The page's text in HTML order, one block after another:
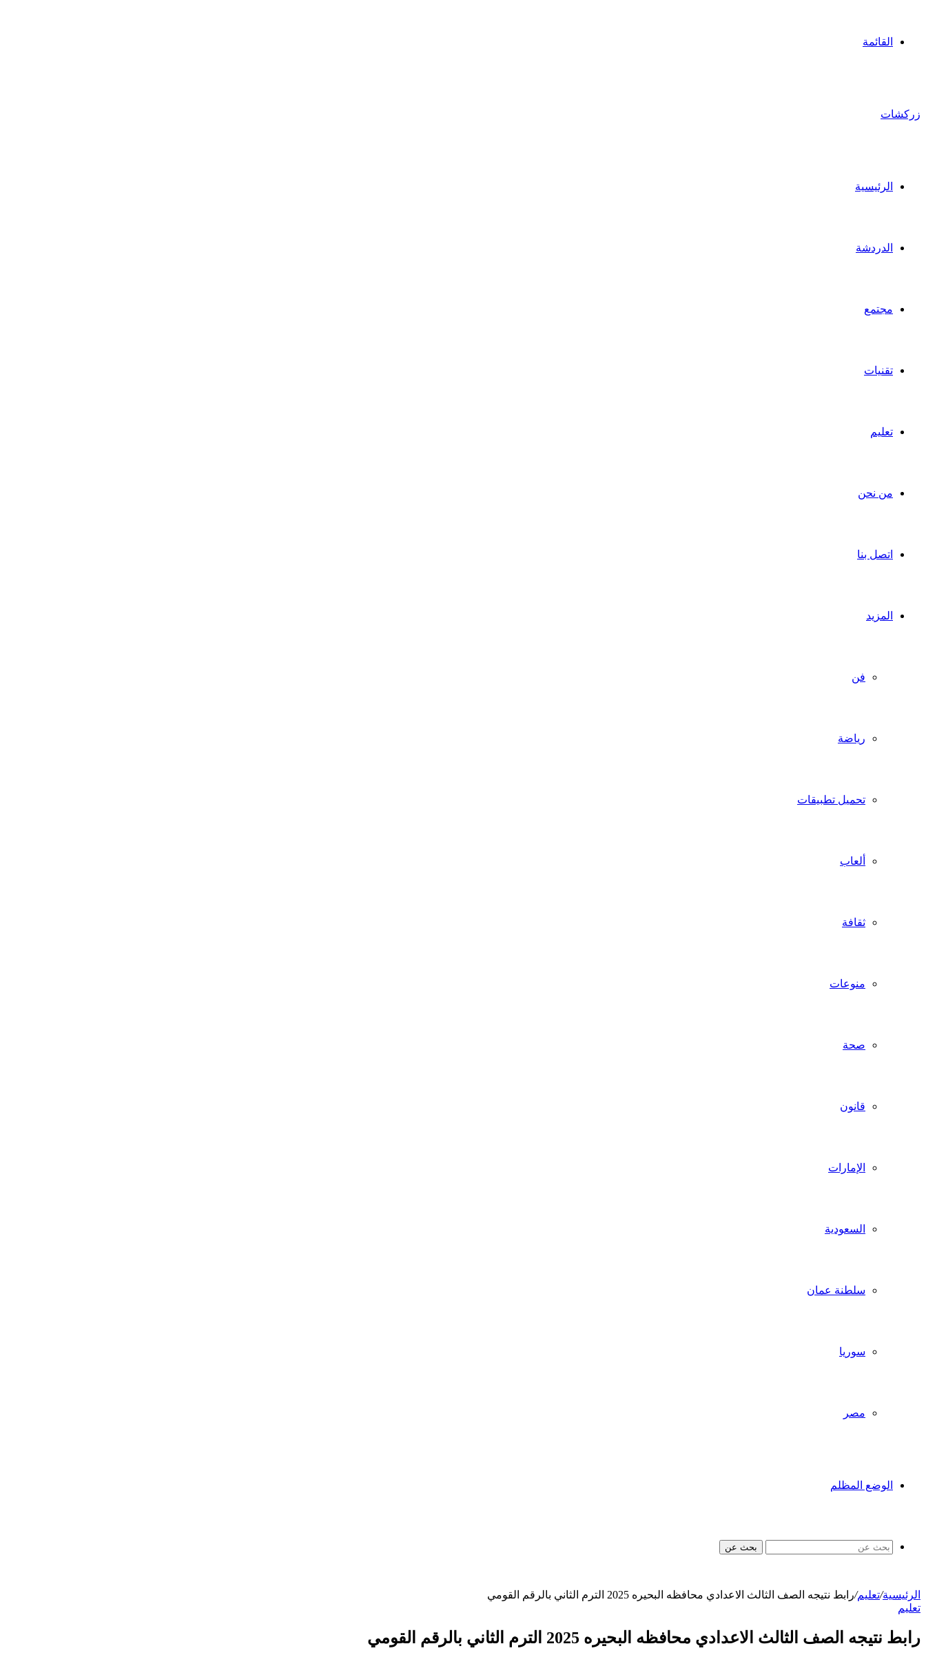
القائمة
زركشات
الرئيسية
الدردشة
مجتمع
تقنيات
تعليم
من نحن
اتصل بنا
المزيد
فن
رياضة
تحميل تطبيقات
ألعاب
ثقافة
منوعات
صحة
قانون
الإمارات
السعودية
سلطنة عمان
سوريا
مصر
الوضع المظلم
بحث عن
الرئيسية/تعليم/رابط نتيجه الصف الثالث الاعدادي محافظه البحيره 2025 الترم الثاني بالرقم القومي
تعليم
رابط نتيجه الصف الثالث الاعدادي محافظه البحيره 2025 الترم الثاني بالرقم القومي